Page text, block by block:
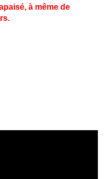
à même de